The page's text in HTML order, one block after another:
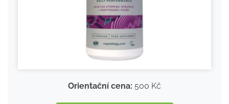
Orientační cena: 500 Kč